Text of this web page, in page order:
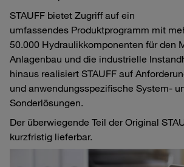
STAUFF bietet Zugriff auf ein
umfassendes Produktprogramm mit
50.000 Hydraulikkomponenten für den
Anlagenbau und die industrielle
hinaus realisiert STAUFF auf
und anwendungsspezifische System-
Sonderlösungen.
Der überwiegende Teil der Original
kurzfristig lieferbar.